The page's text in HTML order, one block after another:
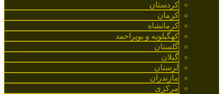
کردستان
کرمان
کرمانشاه
کهگیلویه و بویراحمد
گلستان
گیلان
لرستان
مازندران
مرکزی